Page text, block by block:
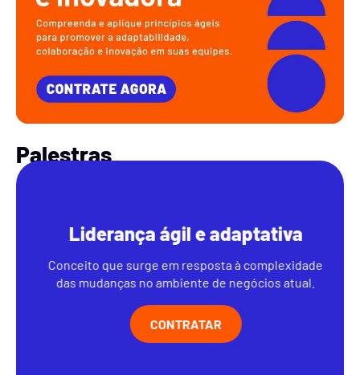
Palestras
Liderança ágil e adaptativa
Conceito que surge em resposta à complexidade
das mudanças no ambiente de negócios atual.
CONTRATAR